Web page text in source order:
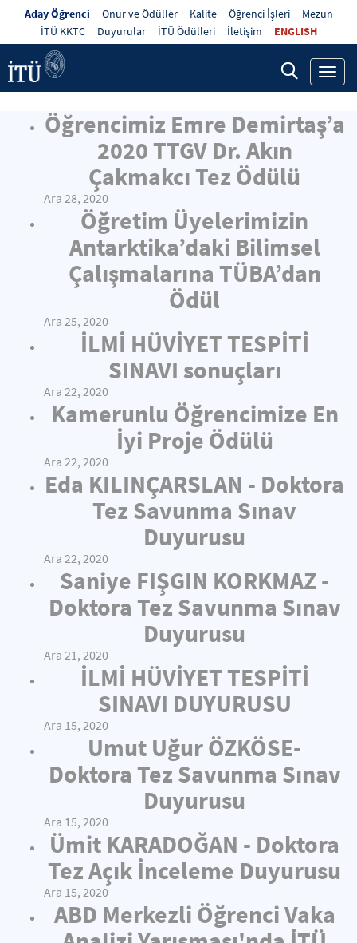
Aday Öğrenci Onur ve Ödüller Kalite Öğrenci İşleri
Mezun
İTÜ KKTC
Duyurular İTÜ Ödülleri İletişim ENGLISH
Öğrencimiz Emre Demirtaş’a
2020 TTGV Dr. Akın
Çakmakcı Tez Ödülü
Ara 28, 2020
Öğretim Üyelerimizin
Antarktika’daki Bilimsel
Çalışmalarına TÜBA’dan
Ödül
Ara 25, 2020
İLMİ HÜVİYET TESPİTİ
SINAVI sonuçları
Ara 22, 2020
Kamerunlu Öğrencimize En
İyi Proje Ödülü
Ara 22, 2020
Eda KILINÇARSLAN - Doktora
Tez Savunma Sınav
Duyurusu
Ara 22, 2020
Saniye FIŞGIN KORKMAZ -
Doktora Tez Savunma Sınav
Duyurusu
Ara 21, 2020
İLMİ HÜVİYET TESPİTİ
SINAVI DUYURUSU
Ara 15, 2020
Umut Uğur ÖZKÖSE-
Doktora Tez Savunma Sınav
Duyurusu
Ara 15, 2020
Ümit KARADOĞAN - Doktora
Tez Açık İnceleme Duyurusu
Ara 15, 2020
ABD Merkezli Öğrenci Vaka